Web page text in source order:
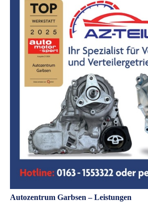
Autozentrum Garbsen – Leistungen